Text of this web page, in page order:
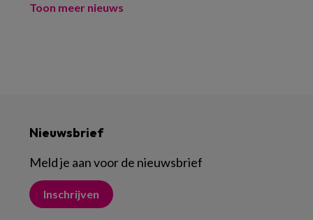
Toon meer nieuws
Nieuwsbrief
Meld je aan voor de nieuwsbrief
Inschrijven